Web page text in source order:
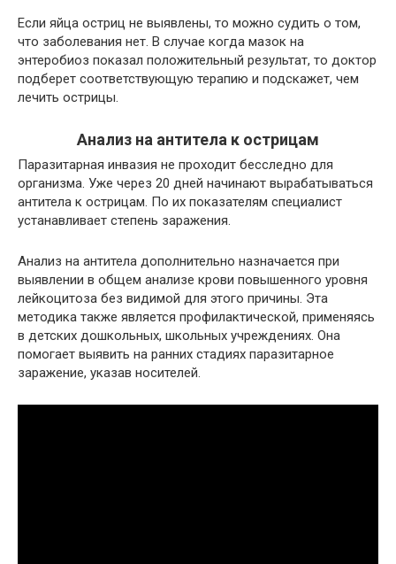
Если яйца остриц не выявлены, то можно судить о том,
что заболевания нет. В случае когда мазок на
энтеробиоз показал положительный результат, то доктор
подберет соответствующую терапию и подскажет, чем
лечить острицы.
Анализ на антитела к острицам
Паразитарная инвазия не проходит бесследно для
организма. Уже через 20 дней начинают вырабатываться
антитела к острицам. По их показателям специалист
устанавливает степень заражения.
Анализ на антитела дополнительно назначается при
выявлении в общем анализе крови повышенного уровня
лейкоцитоза без видимой для этого причины. Эта
методика также является профилактической, применяясь
в детских дошкольных, школьных учреждениях. Она
помогает выявить на ранних стадиях паразитарное
заражение, указав носителей.